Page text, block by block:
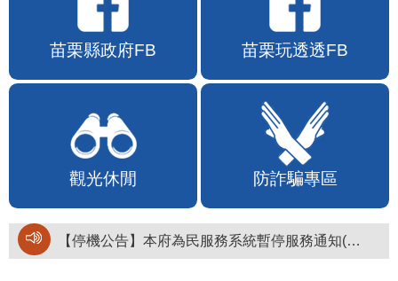
苗栗縣政府FB 苗栗玩透透FB
觀光休閒 防詐騙專區
【停機公告】本府為民服務系統暫停服務通知(停止服務時間：115年8月6日17時至19時)